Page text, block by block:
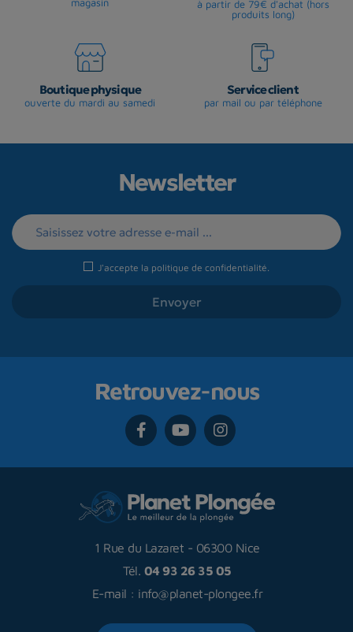
à partir de 79€ d'achat (hors
produits long)
Boutique physique
ouverte du mardi au samedi
Service client
par mail ou par téléphone
Newsletter
J'accepte la politique de confidentialité
Retrouvez-nous
1 Rue du Lazaret - 06300 Nice
Tél. 04 93 26 35 05
E-mail : info@planet-plongee.fr